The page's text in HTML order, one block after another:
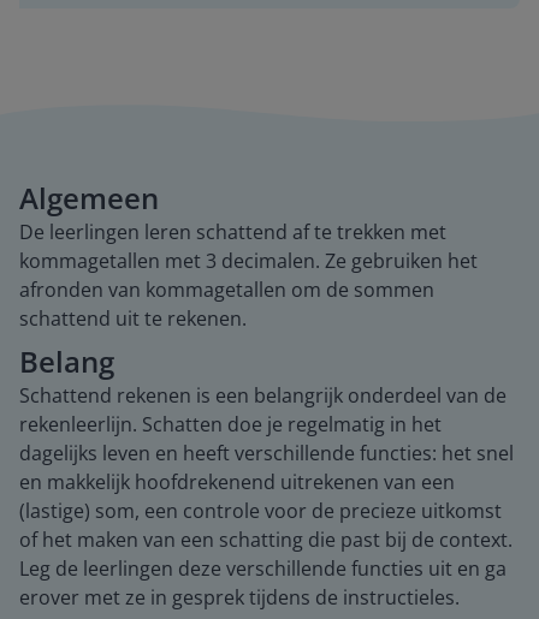
Algemeen
De leerlingen leren schattend af te trekken met
kommagetallen met 3 decimalen. Ze gebruiken het
afronden van kommagetallen om de sommen
schattend uit te rekenen.
Belang
Schattend rekenen is een belangrijk onderdeel van de
rekenleerlijn. Schatten doe je regelmatig in het
dagelijks leven en heeft verschillende functies: het snel
en makkelijk hoofdrekenend uitrekenen van een
(lastige) som, een controle voor de precieze uitkomst
of het maken van een schatting die past bij de context.
Leg de leerlingen deze verschillende functies uit en ga
erover met ze in gesprek tijdens de instructieles.